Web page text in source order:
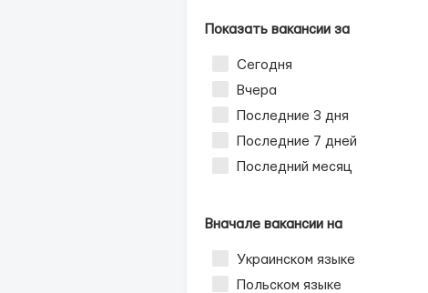
Показать вакансии за
Сегодня
Вчера
Последние 3 дня
Последние 7 дней
Последний месяц
Вначале вакансии на
Украинском языке
Польском языке